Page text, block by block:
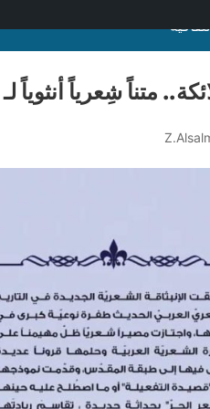
متناً شِعرياً أنثوياً